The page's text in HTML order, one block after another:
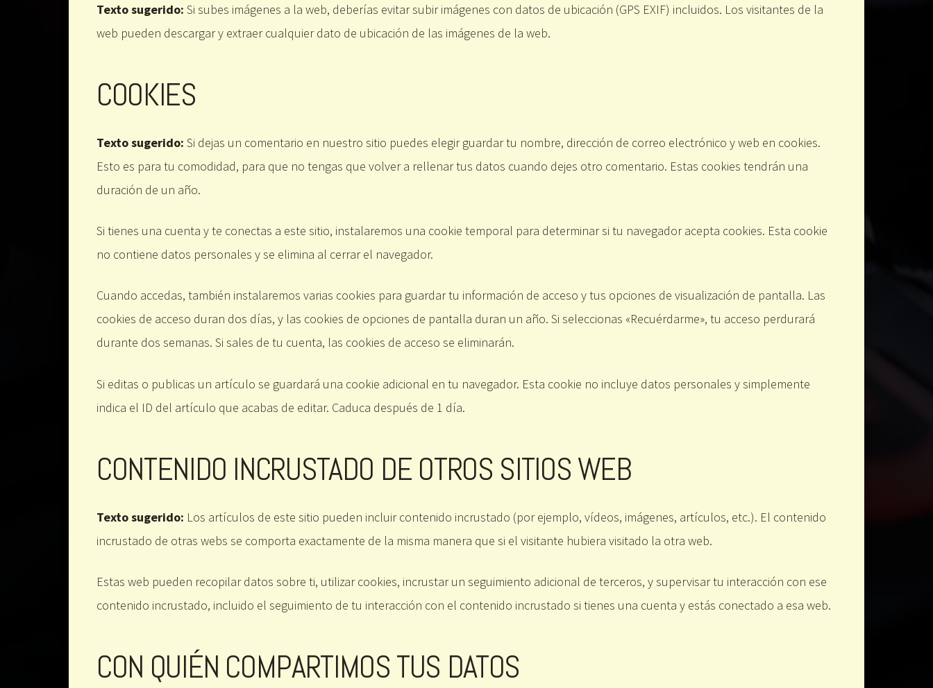
Texto sugerido: Si subes imágenes a la web, deberías evitar subir imágenes con datos de ubicación (GPS EXIF) incluidos. Los visitantes de la
web pueden descargar y extraer cualquier dato de ubicación de las imágenes de la web.
COOKIES
Texto sugerido: Si dejas un comentario en nuestro sitio puedes elegir guardar tu nombre, dirección de correo electrónico y web en cookies.
Esto es para tu comodidad, para que no tengas que volver a rellenar tus datos cuando dejes otro comentario. Estas cookies tendrán una
duración de un año.
Si tienes una cuenta y te conectas a este sitio, instalaremos una cookie temporal para determinar si tu navegador acepta cookies. Esta cookie
no contiene datos personales y se elimina al cerrar el navegador.
Cuando accedas, también instalaremos varias cookies para guardar tu información de acceso y tus opciones de visualización de pantalla. Las
cookies de acceso duran dos días, y las cookies de opciones de pantalla duran un año. Si seleccionas «Recuérdarme», tu acceso perdurará
durante dos semanas. Si sales de tu cuenta, las cookies de acceso se eliminarán.
Si editas o publicas un artículo se guardará una cookie adicional en tu navegador. Esta cookie no incluye datos personales y simplemente
indica el ID del artículo que acabas de editar. Caduca después de 1 día.
CONTENIDO INCRUSTADO DE OTROS SITIOS WEB
Texto sugerido: Los artículos de este sitio pueden incluir contenido incrustado (por ejemplo, vídeos, imágenes, artículos, etc.). El contenido
incrustado de otras webs se comporta exactamente de la misma manera que si el visitante hubiera visitado la otra web.
Estas web pueden recopilar datos sobre ti, utilizar cookies, incrustar un seguimiento adicional de terceros, y supervisar tu interacción con ese
contenido incrustado, incluido el seguimiento de tu interacción con el contenido incrustado si tienes una cuenta y estás conectado a esa web.
CON QUIÉN COMPARTIMOS TUS DATOS